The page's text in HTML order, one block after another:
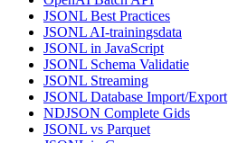
JSONL Best Practices
JSONL AI-trainingsdata
JSONL in JavaScript
JSONL Schema Validatie
JSONL Streaming
JSONL Database Import/Export
NDJSON Complete Gids
JSONL vs Parquet